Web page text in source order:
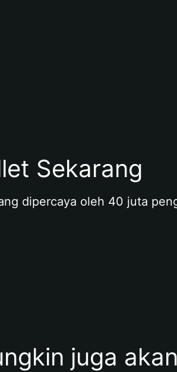
Sekarang
dipercaya oleh 40 juta
juga